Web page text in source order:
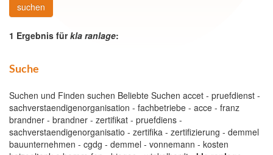
suchen
1 Ergebnis fürkla ranlage:
Suche
Suchen und Finden suchen Beliebte Suchen accet - pruefdienst -
sachverstaendigenorganisation - fachbetriebe - acce - franz
brandner - brandner - zertifikat - pruefdiens -
sachverstaendigenorganisatio - zertifika - zertifizierung - demmel
bauunternehmen - cgdg - demmel - vonnemann - kosten